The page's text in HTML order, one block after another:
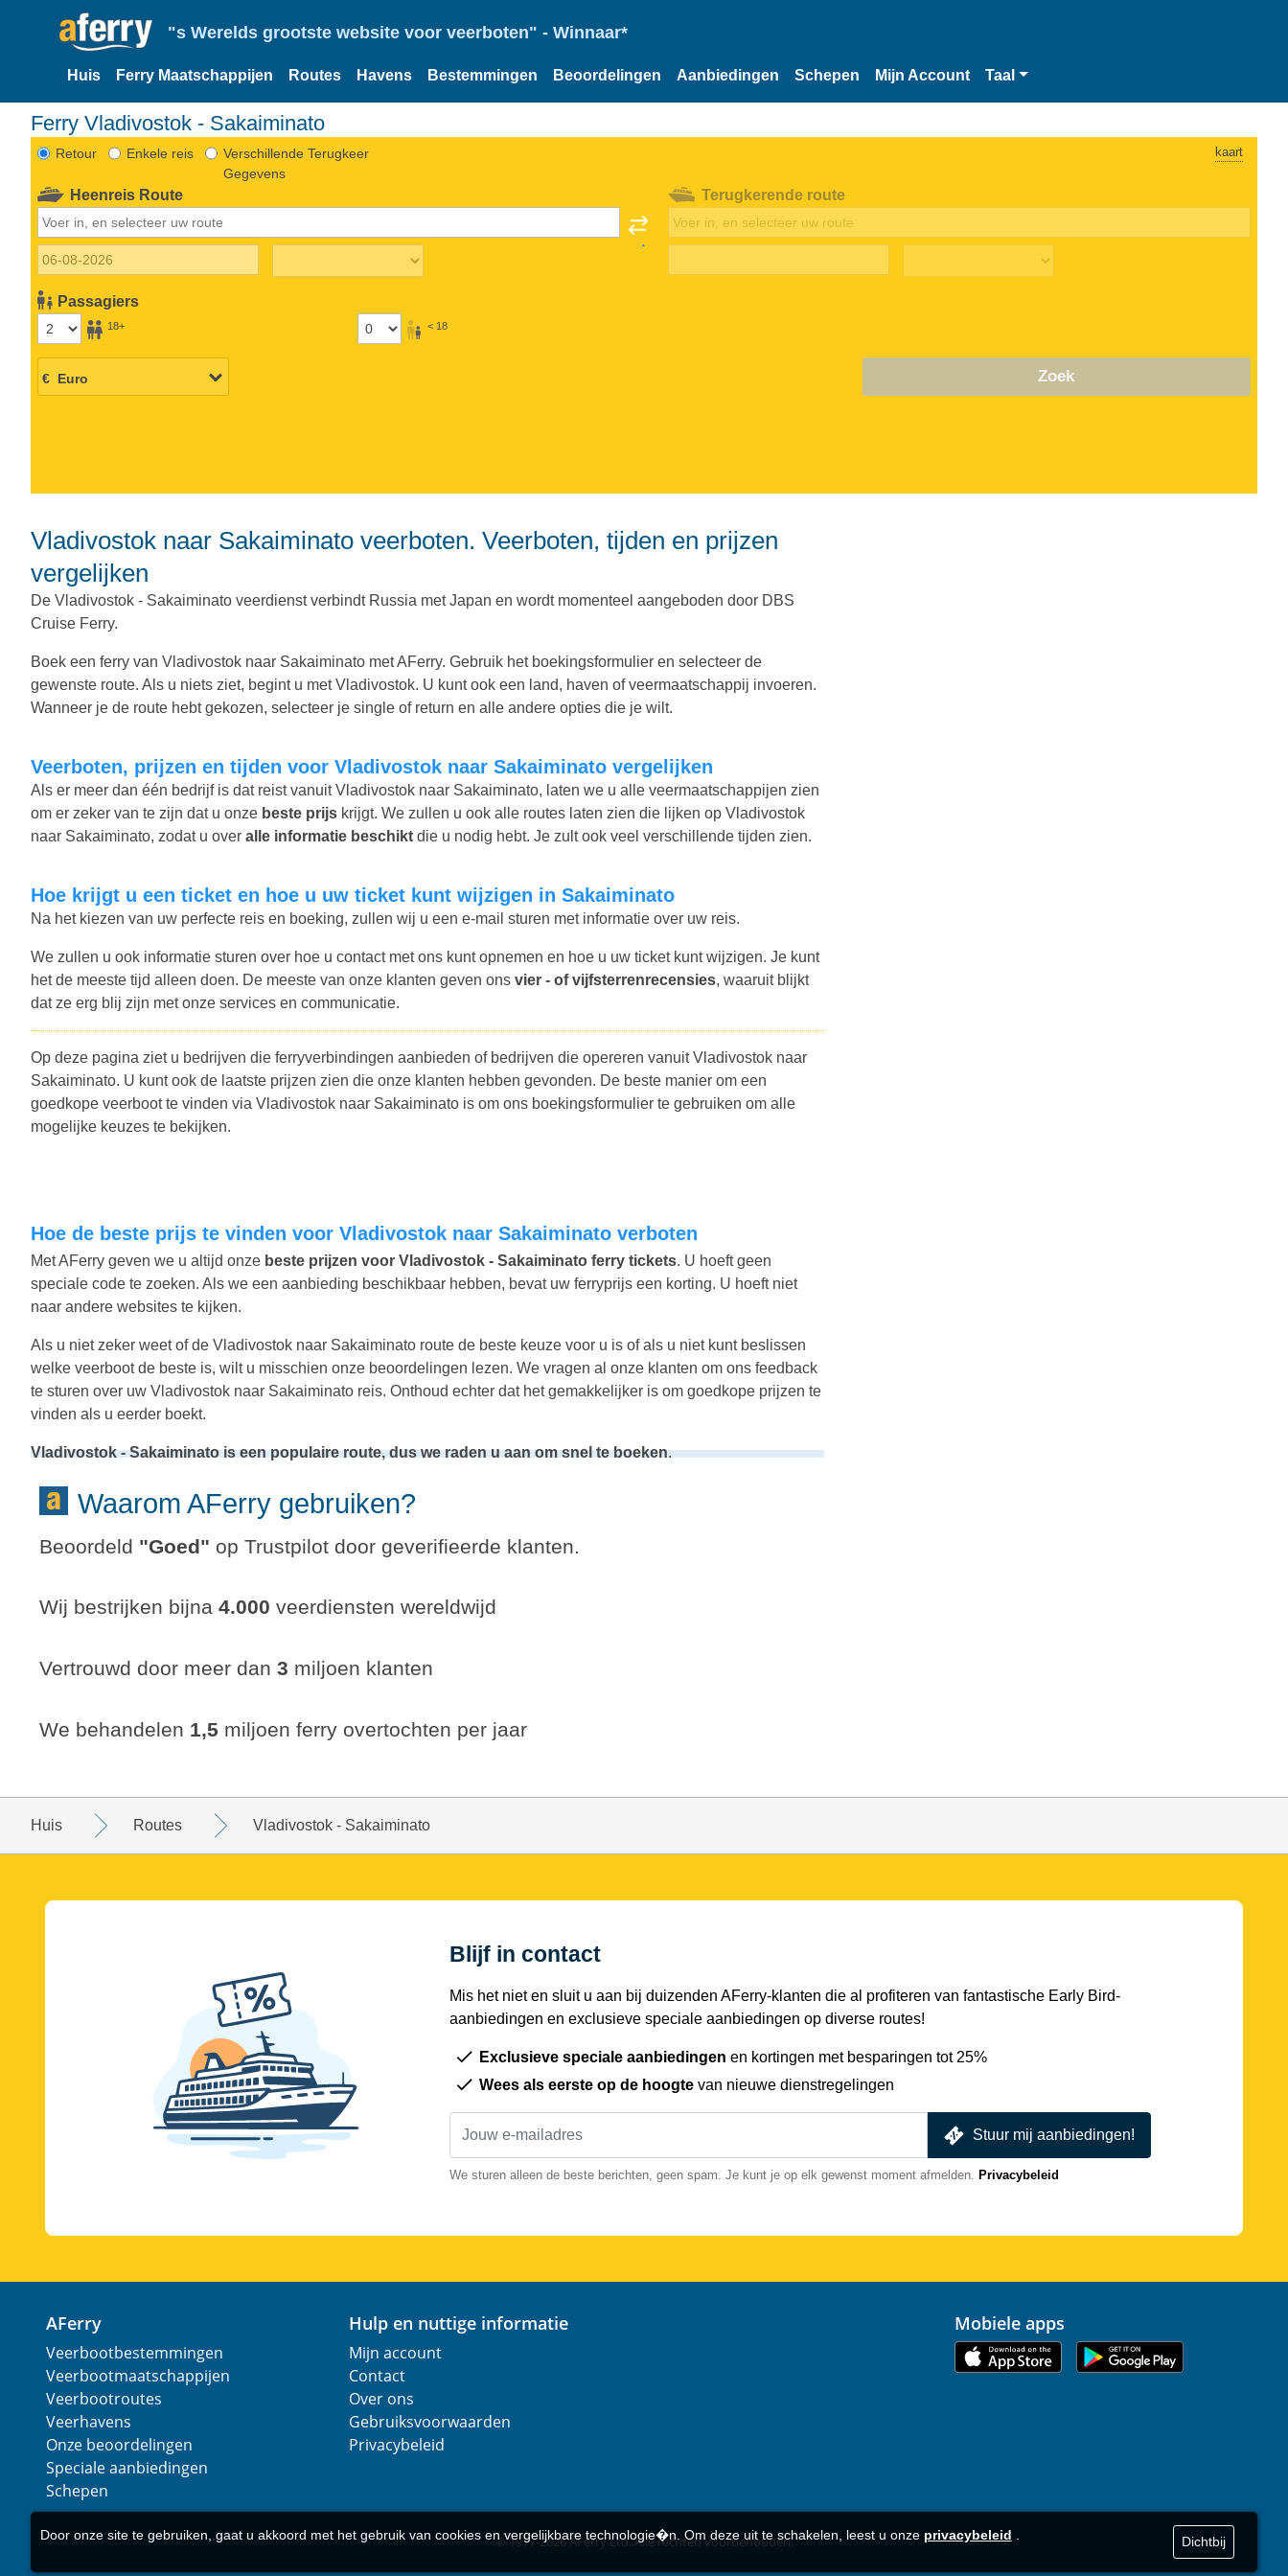
"s Werelds grootste website voor veerboten" - Winnaar*
Huis Ferry Maatschappijen Routes Havens Bestemmingen Beoordelingen Aanbiedingen Schepen Mijn Account Taal
Ferry Vladivostok - Sakaiminato
Retour Enkele reis
Verschillende Terugkeer
Gegevens
kaart
Heenreis Route
Passagiers
18+ < 18
Terugkerende route
Zoek
Vladivostok naar Sakaiminato veerboten. Veerboten, tijden en prijzen
vergelijken
De Vladivostok - Sakaiminato veerdienst verbindt Russia met Japan en wordt momenteel aangeboden door DBS
Cruise Ferry.
Boek een ferry van Vladivostok naar Sakaiminato met AFerry. Gebruik het boekingsformulier en selecteer de
gewenste route. Als u niets ziet, begint u met Vladivostok. U kunt ook een land, haven of veermaatschappij invoeren.
Wanneer je de route hebt gekozen, selecteer je single of return en alle andere opties die je wilt.
Veerboten, prijzen en tijden voor Vladivostok naar Sakaiminato vergelijken
Als er meer dan één bedrijf is dat reist vanuit Vladivostok naar Sakaiminato, laten we u alle veermaatschappijen zien
om er zeker van te zijn dat u onze beste prijs krijgt. We zullen u ook alle routes laten zien die lijken op Vladivostok
naar Sakaiminato, zodat u over alle informatie beschikt die u nodig hebt. Je zult ook veel verschillende tijden zien.
Hoe krijgt u een ticket en hoe u uw ticket kunt wijzigen in Sakaiminato
Na het kiezen van uw perfecte reis en boeking, zullen wij u een e-mail sturen met informatie over uw reis.
We zullen u ook informatie sturen over hoe u contact met ons kunt opnemen en hoe u uw ticket kunt wijzigen. Je kunt
het de meeste tijd alleen doen. De meeste van onze klanten geven ons vier - of vijfsterrenrecensies, waaruit blijkt
dat ze erg blij zijn met onze services en communicatie.
Op deze pagina ziet u bedrijven die ferryverbindingen aanbieden of bedrijven die opereren vanuit Vladivostok naar
Sakaiminato. U kunt ook de laatste prijzen zien die onze klanten hebben gevonden. De beste manier om een
goedkope veerboot te vinden via Vladivostok naar Sakaiminato is om ons boekingsformulier te gebruiken om alle
mogelijke keuzes te bekijken.
Hoe de beste prijs te vinden voor Vladivostok naar Sakaiminato verboten
Met AFerry geven we u altijd onze beste prijzen voor Vladivostok - Sakaiminato ferry tickets. U hoeft geen
speciale code te zoeken. Als we een aanbieding beschikbaar hebben, bevat uw ferryprijs een korting. U hoeft niet
naar andere websites te kijken.
Als u niet zeker weet of de Vladivostok naar Sakaiminato route de beste keuze voor u is of als u niet kunt beslissen
welke veerboot de beste is, wilt u misschien onze beoordelingen lezen. We vragen al onze klanten om ons feedback
te sturen over uw Vladivostok naar Sakaiminato reis. Onthoud echter dat het gemakkelijker is om goedkope prijzen te
vinden als u eerder boekt.
Vladivostok - Sakaiminato is een populaire route, dus we raden u aan om snel te boeken.
Waarom AFerry gebruiken?
Beoordeld "Goed" op Trustpilot door geverifieerde klanten.
Wij bestrijken bijna 4.000 veerdiensten wereldwijd
Vertrouwd door meer dan 3 miljoen klanten
We behandelen 1,5 miljoen ferry overtochten per jaar
Huis Routes Vladivostok - Sakaiminato
Blijf in contact
Mis het niet en sluit u aan bij duizenden AFerry-klanten die al profiteren van fantastische Early Bird-
aanbiedingen en exclusieve speciale aanbiedingen op diverse routes!
Exclusieve speciale aanbiedingen en kortingen met besparingen tot 25%
Wees als eerste op de hoogte van nieuwe dienstregelingen
Stuur mij aanbiedingen!
We sturen alleen de beste berichten, geen spam. Je kunt je op elk gewenst moment afmelden. Privacybeleid
AFerry
Veerbootbestemmingen
Veerbootmaatschappijen
Veerbootroutes
Veerhavens
Onze beoordelingen
Speciale aanbiedingen
Schepen
Hulp en nuttige informatie
Mijn account
Contact
Over ons
Gebruiksvoorwaarden
Privacybeleid
Mobiele apps
© 1977-2026AFerry Ltd. Alle rechten voorbehouden.
Door onze site te gebruiken, gaat u akkoord met het gebruik van cookies en vergelijkbare technologie�n. Om deze uit te schakelen, leest u onze privacybeleid . Dichtbij